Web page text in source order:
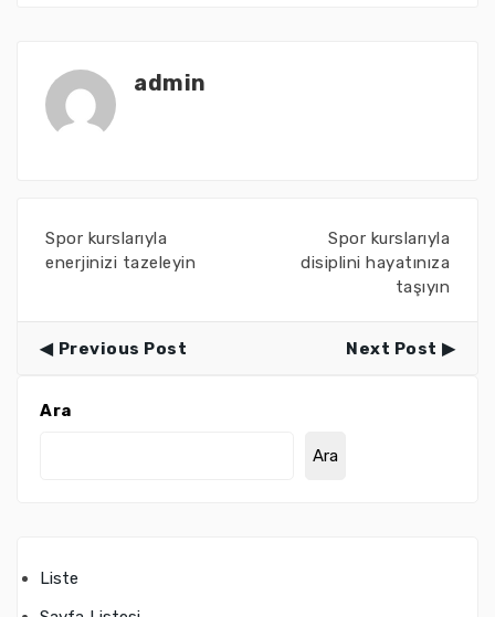
admin
Spor kurslarıyla
enerjinizi tazeleyin
Spor kurslarıyla
disiplini hayatınıza
taşıyın
Previous Post Next Post
Ara
Ara
Liste